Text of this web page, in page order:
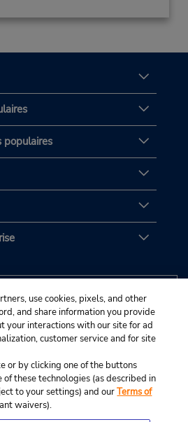
populaires
use cookies, pixels, and other
and share information you provide
your interactions with our site for ad
customer service and for site
or by clicking one of the buttons
these technologies (as described in
to your settings) and ourTerms of
waivers).